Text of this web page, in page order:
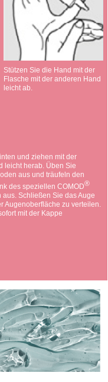
Stützen Sie die Hand mit der
Flasche mit der anderen Hand
leicht ab.
und ziehen mit der
leicht herab. Üben Sie
aus und träufeln den
des speziellen COMOD®
aus. Schließen Sie das Auge
Augenoberfläche zu verteilen.
mit der Kappe